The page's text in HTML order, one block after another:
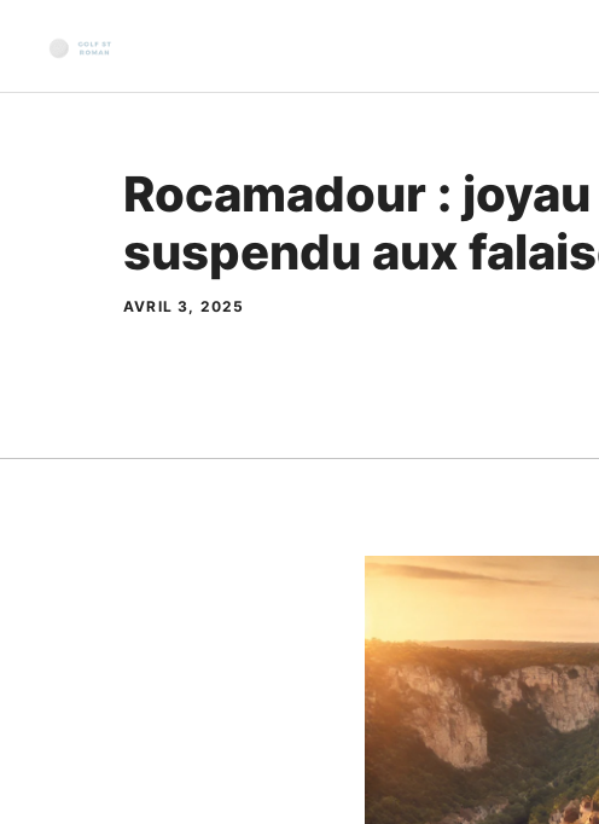
contenu
Rocamadour :
suspendu aux
AVRIL 3, 2025